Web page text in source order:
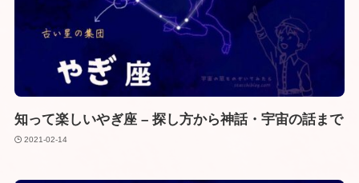
知って楽しいやぎ座 – 探し方から神話・宇宙の話まで
2021-02-14